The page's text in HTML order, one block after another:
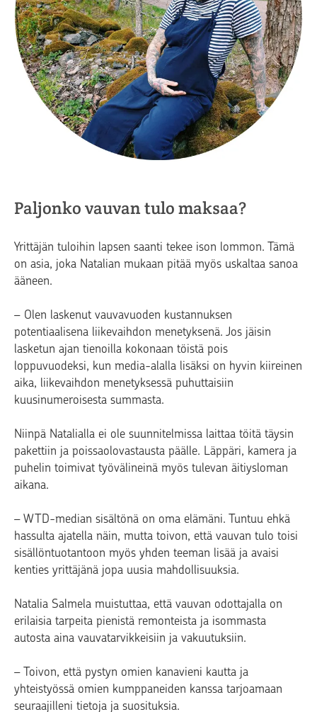
Paljonko vauvan tulo maksaa?
Yrittäjän tuloihin lapsen saanti tekee ison lommon. Tämä
on asia, joka Natalian mukaan pitää myös uskaltaa sanoa
ääneen.
– Olen laskenut vauvavuoden kustannuksen
potentiaalisena liikevaihdon menetyksenä. Jos jäisin
lasketun ajan tienoilla kokonaan töistä pois
loppuvuodeksi, kun media-alalla lisäksi on hyvin kiireinen
aika, liikevaihdon menetyksessä puhuttaisiin
kuusinumeroisesta summasta.
Niinpä Natalialla ei ole suunnitelmissa laittaa töitä täysin
pakettiin ja poissaolovastausta päälle. Läppäri, kamera ja
puhelin toimivat työvälineinä myös tulevan äitiysloman
aikana.
– WTD-median sisältönä on oma elämäni. Tuntuu ehkä
hassulta ajatella näin, mutta toivon, että vauvan tulo toisi
sisällöntuotantoon myös yhden teeman lisää ja avaisi
kenties yrittäjänä jopa uusia mahdollisuuksia.
Natalia Salmela muistuttaa, että vauvan odottajalla on
erilaisia tarpeita pienistä remonteista ja isommasta
autosta aina vauvatarvikkeisiin ja vakuutuksiin.
– Toivon, että pystyn omien kanavieni kautta ja
yhteistyössä omien kumppaneiden kanssa tarjoamaan
seuraajilleni tietoja ja suosituksia.